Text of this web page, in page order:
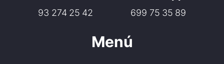
93 274 25 42 699 75 35 89
Menú